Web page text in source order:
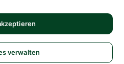
verwalten